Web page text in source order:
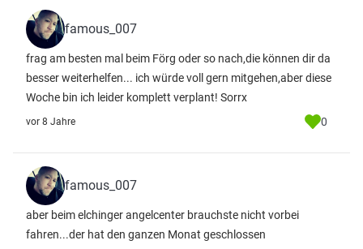
famous_007
frag am besten mal beim Förg oder so nach,die können dir da
besser weiterhelfen... ich würde voll gern mitgehen,aber diese
Woche bin ich leider komplett verplant! Sorrx
vor 8 Jahre 0
famous_007
aber beim elchinger angelcenter brauchste nicht vorbei
fahren...der hat den ganzen Monat geschlossen